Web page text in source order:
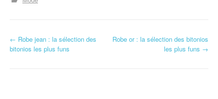
N
← Robe jean : la sélection des
bitonios les plus funs
Robe or : la sélection des bitonios
les plus funs →